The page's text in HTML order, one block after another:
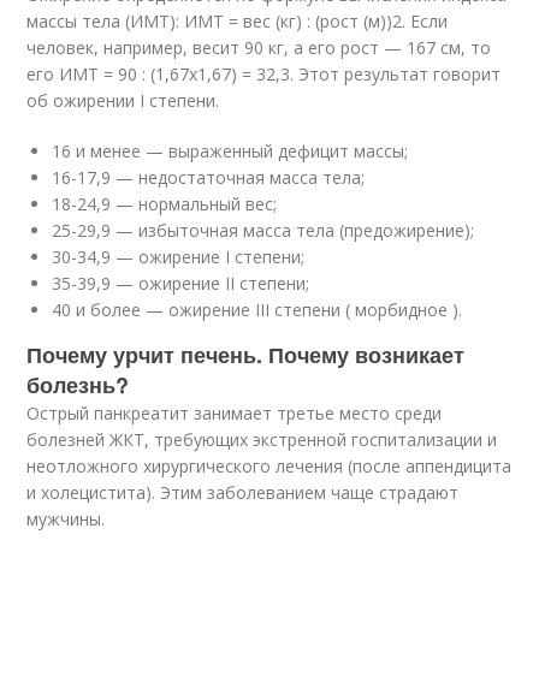
массы тела (ИМТ): ИМТ = вес (кг) : (рост (м))2. Если
человек, например, весит 90 кг, а его рост — 167 см, то
его ИМТ = 90 : (1,67х1,67) = 32,3. Этот результат говорит
об ожирении I степени.
16 и менее — выраженный дефицит массы;
16-17,9 — недостаточная масса тела;
18-24,9 — нормальный вес;
25-29,9 — избыточная масса тела (предожирение);
30-34,9 — ожирение I степени;
35-39,9 — ожирение II степени;
40 и более — ожирение III степени ( морбидное ).
Почему урчит печень. Почему возникает
болезнь?
Острый панкреатит занимает третье место среди
болезней ЖКТ, требующих экстренной госпитализации и
неотложного хирургического лечения (после аппендицита
и холецистита). Этим заболеванием чаще страдают
мужчины.